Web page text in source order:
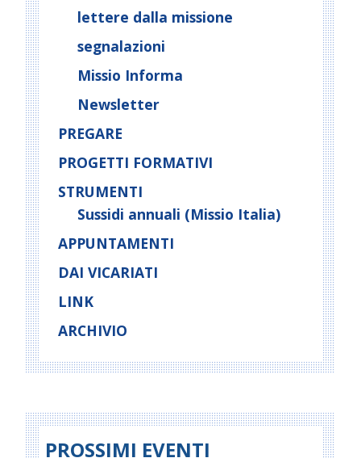
lettere dalla missione
segnalazioni
Missio Informa
Newsletter
PREGARE
PROGETTI FORMATIVI
STRUMENTI
Sussidi annuali (Missio Italia)
APPUNTAMENTI
DAI VICARIATI
LINK
ARCHIVIO
PROSSIMI EVENTI